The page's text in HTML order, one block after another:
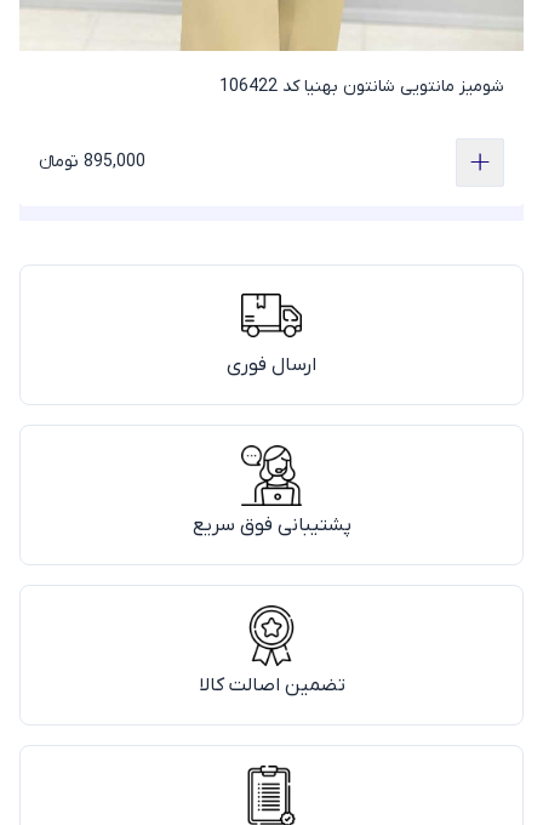
شومیز مانتویی شانتون بهنیا کد 106422
895,000 تومانء
ارسال فوری
پشتیبانی فوق سریع
تضمین اصالت کالا